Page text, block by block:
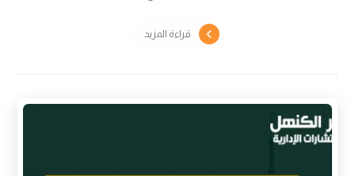
قراءة المزيد